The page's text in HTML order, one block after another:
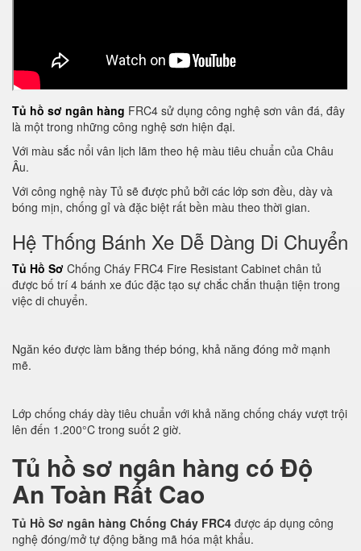
Tủ hồ sơ ngân hàng FRC4 sử dụng công nghệ sơn vân đá, đây
là một trong những công nghệ sơn hiện đại.
Với màu sắc nổi vân lịch lãm theo hệ màu tiêu chuẩn của Châu
Âu.
Với công nghệ này Tủ sẽ được phủ bởi các lớp sơn đều, dày và
bóng mịn, chống gỉ và đặc biệt rất bền màu theo thời gian.
Hệ Thống Bánh Xe Dễ Dàng Di Chuyển
Tủ Hồ Sơ Chống Cháy FRC4 Fire Resistant Cabinet chân tủ
được bố trí 4 bánh xe đúc đặc tạo sự chắc chắn thuận tiện trong
việc di chuyển.
Ngăn kéo được làm bằng thép bóng, khả năng đóng mở mạnh
mẽ.
Lớp chống cháy dày tiêu chuẩn với khả năng chống cháy vượt trội
lên đến 1.200°C trong suốt 2 giờ.
Tủ hồ sơ ngân hàng có Độ
An Toàn Rất Cao
Tủ Hồ Sơ ngân hàng Chống Cháy FRC4 được áp dụng công
nghệ đóng/mở tự động bằng mã hóa mật khẩu.